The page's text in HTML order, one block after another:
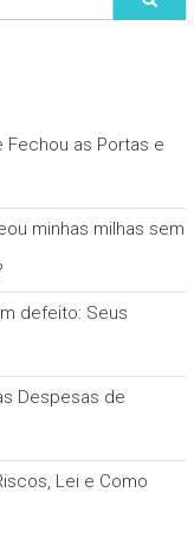
Fechou as Portas e
minhas milhas sem
defeito: Seus
Despesas de
Lei e Como